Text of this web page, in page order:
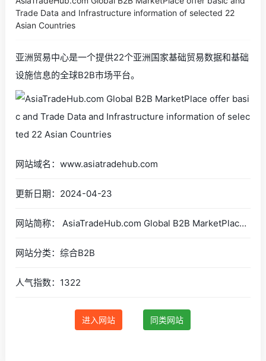
Trade Data and Infrastructure information of selected 22
Asian Countries
亚洲贸易中心是一个提供22个亚洲国家基础贸易数据和基础
设施信息的全球B2B市场平台。
网站域名：www.asiatradehub.com
更新日期：2024-04-23
网站简称： AsiaTradeHub.com Global B2B MarketPlace offer basic and Trade Data and Infrastructure information of selected 22 Asian Countries
网站分类：综合B2B
人气指数：1322
进入网站 同类网站